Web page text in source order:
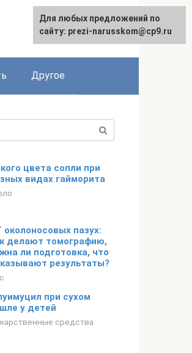
Другое
цвета сопли при
видах гайморита
околоносовых пазух:
делают томографию,
ли подготовка, что
результаты?
при сухом
у детей
средства
Для любых предложений по
сайту: prezi-narusskom@cp9.ru